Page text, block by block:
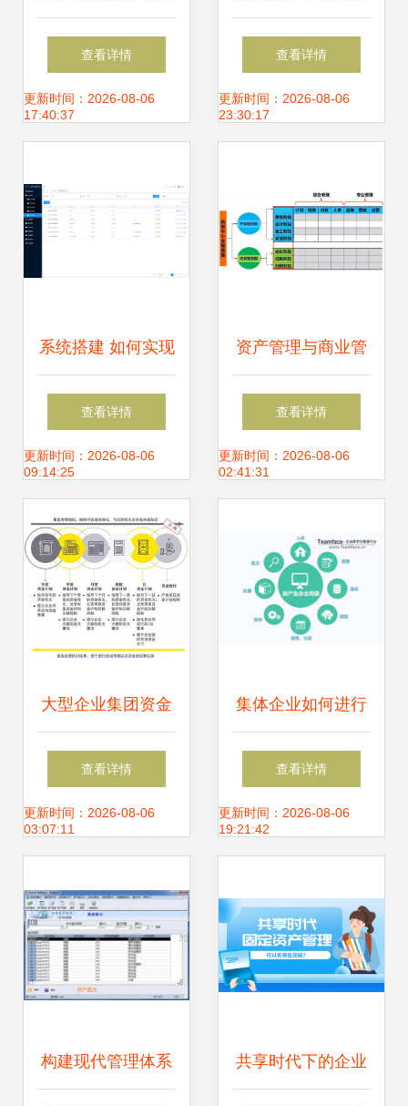
司价值创新 企业资
产管理的新视角
查看详情
更新时间：2026-08-06
17:40:37
驱动人生企业版抢
先试用
查看详情
更新时间：2026-08-06
23:30:17
系统搭建 如何实现
企业资产管理效率
的提升
查看详情
更新时间：2026-08-06
09:14:25
资产管理与商业管
理的融合 企业高效
运营的核心路径
查看详情
更新时间：2026-08-06
02:41:31
大型企业集团资金
管理模式的选择策
略
查看详情
更新时间：2026-08-06
03:07:11
集体企业如何进行
企业资产管理？
查看详情
更新时间：2026-08-06
19:21:42
构建现代管理体系 共享时代下的企业